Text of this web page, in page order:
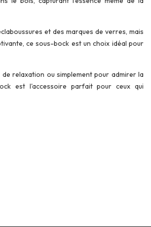
et des marques de verres, mais
ce sous-bock est un choix idéal pour
relaxation ou simplement pour admirer la
est l'accessoire parfait pour ceux qui